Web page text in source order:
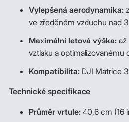
Vylepšená aerodynamika:
ve zředěném vzduchu nad
Maximální letová výška: až
vztlaku a optimalizovanému
Kompatibilita: DJI Matrice
Technické specifikace
Průměr vrtule: 40,6 cm (16